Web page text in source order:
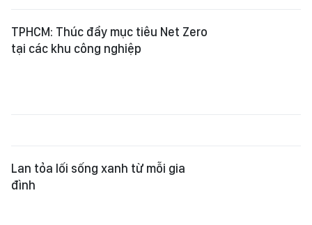
TPHCM: Thúc đẩy mục tiêu Net Zero
tại các khu công nghiệp
Lan tỏa lối sống xanh từ mỗi gia
đình